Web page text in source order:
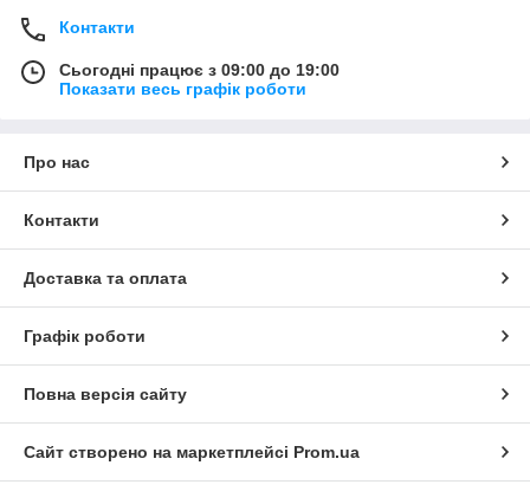
Контакти
Сьогодні працює з 09:00 до 19:00
Показати весь графік роботи
Про нас
Контакти
Доставка та оплата
Графік роботи
Повна версія сайту
Сайт створено на маркетплейсі Prom.ua